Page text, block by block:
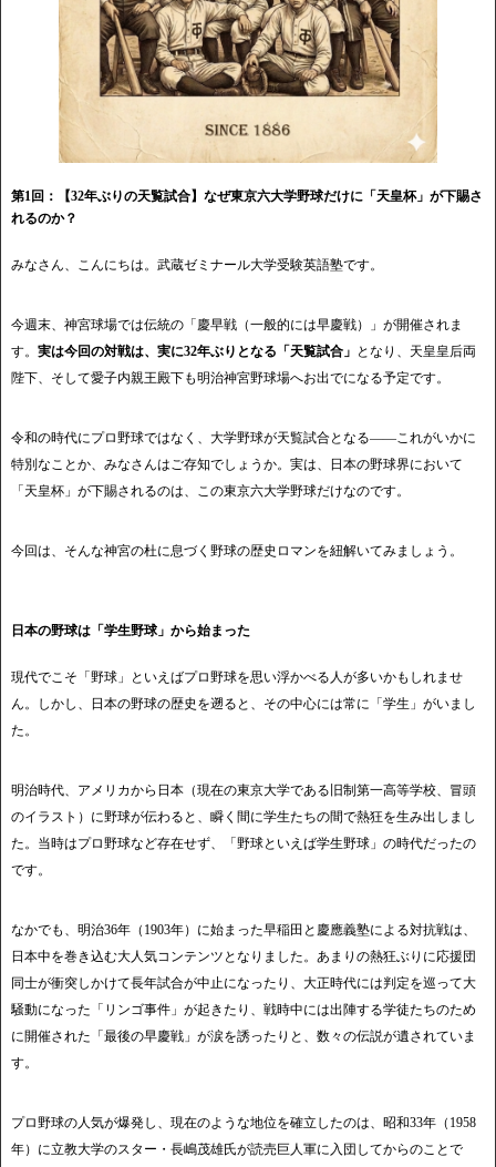
第1回：【32年ぶりの天覧試合】なぜ東京六大学野球だけに「天皇杯」が下賜さ
れるのか？
みなさん、こんにちは。武蔵ゼミナール大学受験英語塾です。
今週末、神宮球場では伝統の「慶早戦（一般的には早慶戦）」が開催されま
す。 実は今回の対戦は、実に32年ぶりとなる「天覧試合」 となり、天皇皇后両
陛下、そして愛子内親王殿下も明治神宮野球場へお出でになる予定です。
令和の時代にプロ野球ではなく、大学野球が天覧試合となる――これがいかに
特別なことか、みなさんはご存知でしょうか。実は、日本の野球界において
「天皇杯」が下賜されるのは、この東京六大学野球だけなのです。
今回は、そんな神宮の杜に息づく野球の歴史ロマンを紐解いてみましょう。
日本の野球は「学生野球」から始まった
現代でこそ「野球」といえばプロ野球を思い浮かべる人が多いかもしれませ
ん。しかし、日本の野球の歴史を遡ると、その中心には常に「学生」がいまし
た。
明治時代、アメリカから日本（現在の東京大学である旧制第一高等学校、冒頭
のイラスト）に野球が伝わると、瞬く間に学生たちの間で熱狂を生み出しまし
た。当時はプロ野球など存在せず、「野球といえば学生野球」の時代だったの
です。
なかでも、明治36年（1903年）に始まった早稲田と慶應義塾による対抗戦は、
日本中を巻き込む大人気コンテンツとなりました。あまりの熱狂ぶりに応援団
同士が衝突しかけて長年試合が中止になったり、大正時代には判定を巡って大
騒動になった「リンゴ事件」が起きたり、戦時中には出陣する学徒たちのため
に開催された「最後の早慶戦」が涙を誘ったりと、数々の伝説が遺されていま
す。
プロ野球の人気が爆発し、現在のような地位を確立したのは、昭和33年（1958
年）に立教大学のスター・長嶋茂雄氏が読売巨人軍に入団してからのことで